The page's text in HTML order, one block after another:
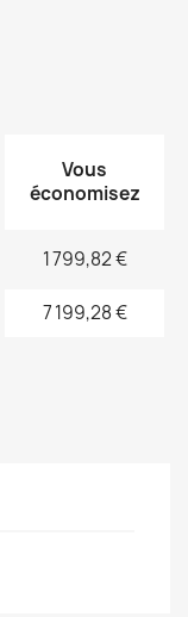
Vous
économisez
1 799,82 €
7 199,28 €